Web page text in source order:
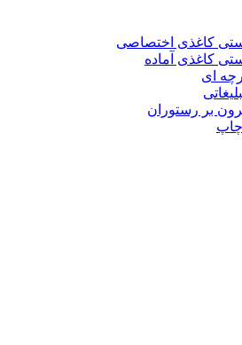
کاغذی اختصاصی
کاغذی آماده
ای
بر رستوران